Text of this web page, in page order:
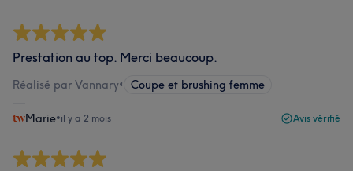
Prestation au top. Merci beaucoup.
Réalisé par Vannary• Coupe et brushing femme
Marie•il y a 2 mois Avis vérifié